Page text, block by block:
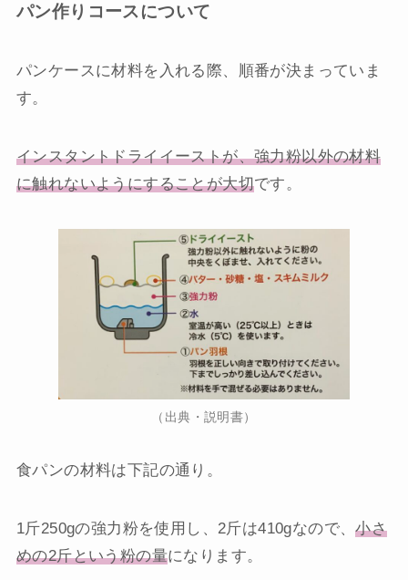
パン作りコースについて
パンケースに材料を入れる際、順番が決まっていま
す。
インスタントドライイーストが、強力粉以外の材料
に触れないようにすることが大切です。
（出典・説明書）
食パンの材料は下記の通り。
1斤250gの強力粉を使用し、2斤は410gなので、小さ
めの2斤という粉の量になります。